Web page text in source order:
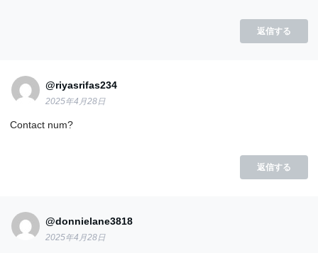
返信する
@riyasrifas234
2025年4月28日
Contact num?
返信する
@donnielane3818
2025年4月28日